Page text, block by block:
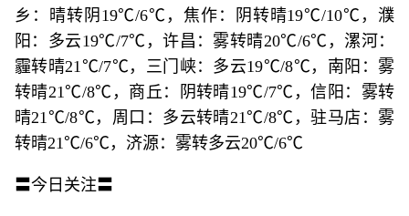
乡：晴转阴19℃/6℃，焦作：阴转晴19℃/10℃，濮
阳：多云19℃/7℃，许昌：雾转晴20℃/6℃，漯河：
霾转晴21℃/7℃，三门峡：多云19℃/8℃，南阳：雾
转晴21℃/8℃，商丘：阴转晴19℃/7℃，信阳：雾转
晴21℃/8℃，周口：多云转晴21℃/8℃，驻马店：雾
转晴21℃/6℃，济源：雾转多云20℃/6℃
〓今日关注〓